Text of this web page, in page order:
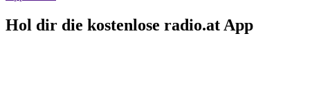
Hol dir die kostenlose radio.at App